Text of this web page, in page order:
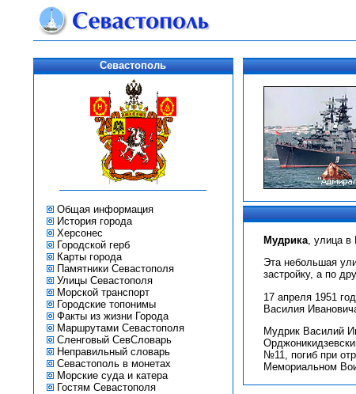
Севастополь
Общая информация
История города
Херсонес
Городской герб
Карты города
Памятники Севастополя
Улицы Севастополя
Морской транспорт
Городские топонимы
Факты из жизни Города
Маршрутами Севастополя
Сленговый СевСловарь
Неправильный словарь
Севастополь в монетах
Морские суда и катера
Гостям Севастополя
Мудрика, улица в
Эта небольшая
застройку, а по
17 апреля 1951
Василия
Мудрик Василий
№11, погиб при
Мемориальном